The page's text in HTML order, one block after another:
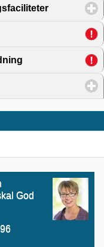
click to
click to expand
click to expand
God